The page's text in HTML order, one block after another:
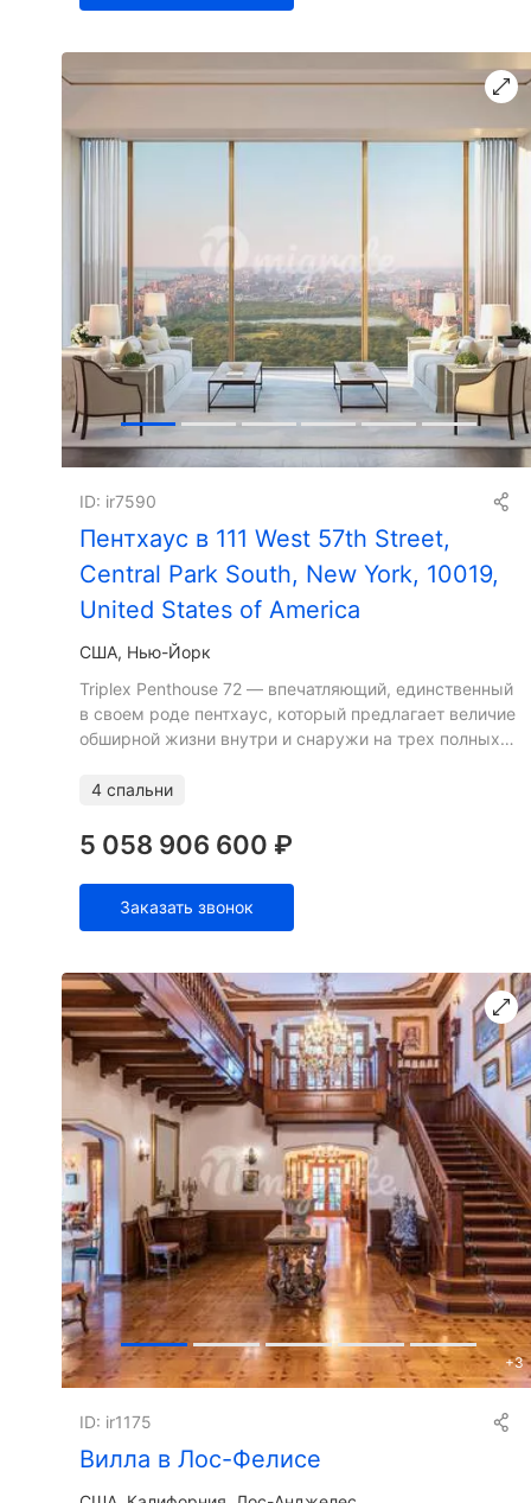
Пентхаус в 111 West 57th Street,
Central Park South, New York, 10019,
United States of America
ID: ir7590
США, Нью-Йорк
Triplex Penthouse 72 — впечатляющий, единственный
в своем роде пентхаус, который предлагает величие
обширной жизни внутри и снаружи на трех полных
беспрепятственными
4 спальни
5 058 906 600 ₽
Заказать звонок
+3
Вилла в Лос-Фелисе
ID: ir1175